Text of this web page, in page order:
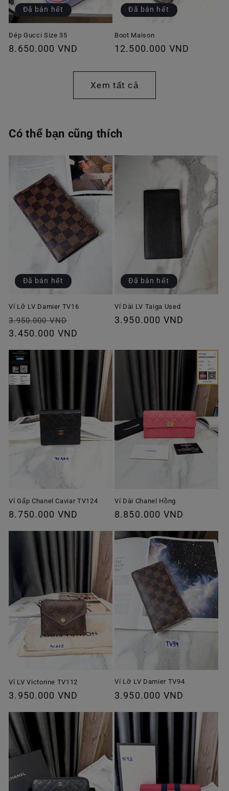
Đã bán hết
Dép Gucci Size 35
Giá
8.650.000 VND
Đã bán hết
Boot Maison
Giá
thường
12.500.000 VND
Xem tất cả
Có thể bạn cũng thích
Đã bán hết
Ví Lỡ LV Damier TV16
Giá
thông
3.950.000 VND
ưu
3.450.000 VND
Đã bán hết
Ví Dài LV Taiga Used
Giá
3.950.000 VND
Ví Gấp Chanel Caviar TV124
Giá
8.750.000 VND
Ví Dài Chanel Hồng
Giá
thường
8.850.000 VND
Ví LV Victorine TV112
Giá
thường
3.950.000 VND
Ví Lỡ LV Damier TV94
Giá
thường
3.950.000 VND